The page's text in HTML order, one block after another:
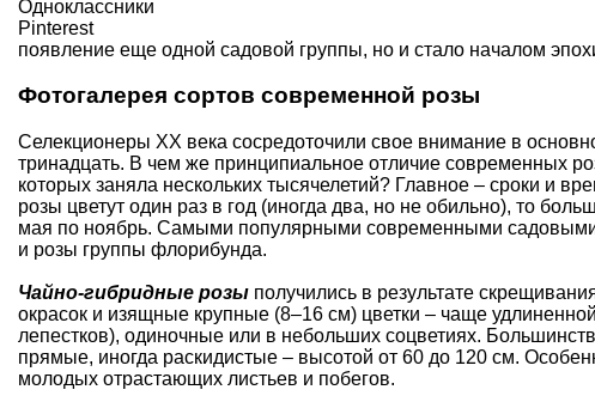
Одноклассники
Pinterest
появление еще одной садовой группы, но и стало началом
Фотогалерея сортов современной розы
Селекционеры XX века сосредоточили свое внимание в
тринадцать. В чем же принципиальное отличие современных
которых заняла нескольких тысячелетий? Главное – сроки и
розы цветут один раз в год (иногда два, но не обильно), то
мая по ноябрь. Самыми популярными современными
и розы группы флорибунда.
Чайно-гибридные розы получились в результате
окрасок и изящные крупные (8–16 см) цветки – чаще
лепестков), одиночные или в небольших соцветиях.
прямые, иногда раскидистые – высотой от 60 до 120 см.
молодых отрастающих листьев и побегов.